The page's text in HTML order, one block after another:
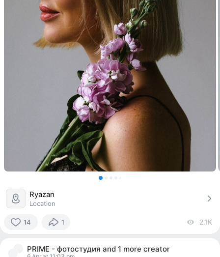
Ryazan
Location
14
reacted
1 2.1K
PRIME - фотостудия and 1 more creator